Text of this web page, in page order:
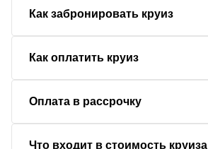
Как забронировать круиз
Как оплатить круиз
Оплата в рассрочку
Что входит в стоимость круиза